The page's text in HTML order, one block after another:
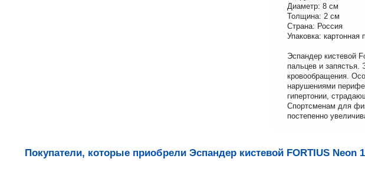
Диаметр: 8 см
Толщина: 2 см
Страна: Россия
Упаковка: картонная
Эспандер кистевой
пальцев и запястья.
кровообращения.
нарушениями
гипертонии,
Спортсменам для
постепенно
Покупатели, которые приобрели Эспандер кистевой FORTIUS Neon